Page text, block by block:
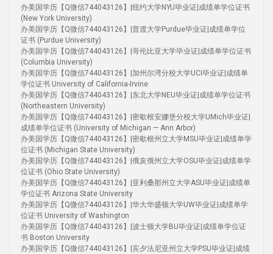
办美国学历【Q微信744043126】|纽约大学NYU毕业证|成绩单学位证书
(New York University)
办美国学历【Q微信744043126】|普渡大学Purdue毕业证|成绩单学位
证书 (Purdue University)
办美国学历【Q微信744043126】|哥伦比亚大学毕业证|成绩单学位证书
(Columbia University)
办美国学历【Q微信744043126】|加州尔湾分校大学UCI毕业证|成绩单
学位证书 University of California-Irvine
办美国学历【Q微信744043126】|东北大学NEU毕业证|成绩单学位证书
(Northeastern University)
办美国学历【Q微信744043126】|密歇根安娜堡分校大学UMich毕业证|
成绩单学位证书 (University of Michigan — Ann Arbor)
办美国学历【Q微信744043126】|密歇根州立大学MSU毕业证|成绩单学
位证书 (Michigan State University)
办美国学历【Q微信744043126】|俄亥俄州立大学OSU毕业证|成绩单学
位证书 (Ohio State University)
办美国学历【Q微信744043126】|亚利桑那州立大学ASU毕业证|成绩单
学位证书 Arizona State University
办美国学历【Q微信744043126】|华大华盛顿大学UW毕业证|成绩单学
位证书 University of Washington
办美国学历【Q微信744043126】|波士顿大学BU毕业证|成绩单学位证
书 Boston University
办美国学历【Q微信744043126】|宾夕法尼亚州立大学PSU毕业证|成绩